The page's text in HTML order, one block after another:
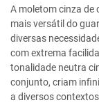
A moletom cinza de
mais versátil do
diversas
com extrema
tonalidade neutra
conjunto, criam
a diversos